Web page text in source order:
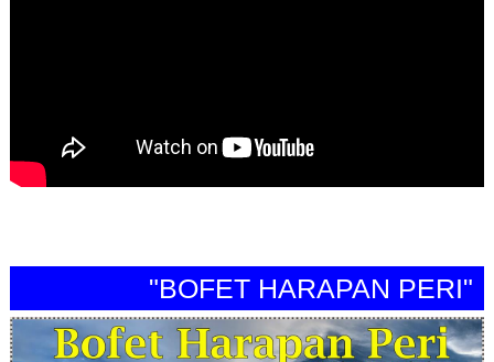
"BOFET HARAPAN PERI"